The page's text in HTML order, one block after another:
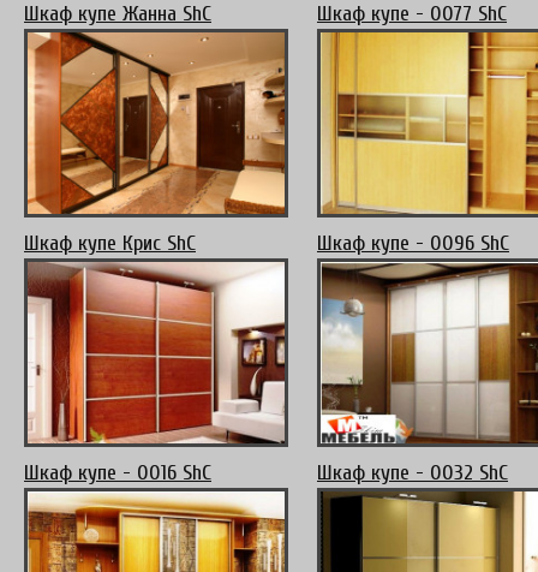
Шкаф купе Жанна ShC Шкаф купе - 0077 ShC
Шкаф купе Крис ShC Шкаф купе - 0096 ShC
Шкаф купе - 0016 ShC Шкаф купе - 0032 ShC